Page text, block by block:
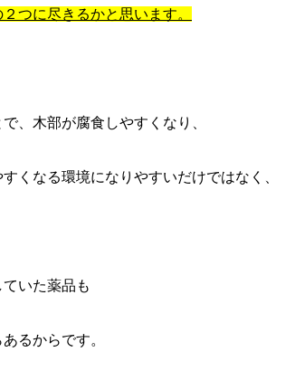
つに尽きるかと思います。
、木部が腐食しやすくなり、
くなる環境になりやすいだけではなく、
いた薬品も
るからです。